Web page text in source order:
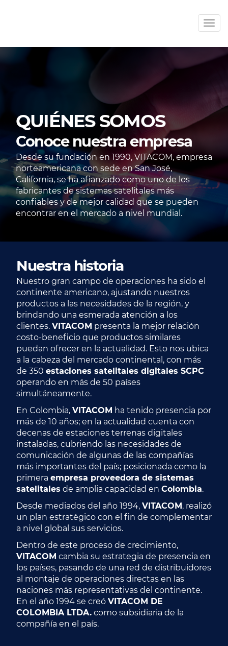
QUIÉNES SOMOS
Conoce nuestra empresa
Desde su fundación en 1990, VITACOM, empresa
norteamericana con sede en San José,
California, se ha afianzado como uno de los
fabricantes de sistemas satelitales más
confiables y de mejor calidad que se pueden
encontrar en el mercado a nivel mundial.
Nuestra historia
Nuestro gran campo de operaciones ha sido el
continente americano, ajustando nuestros
productos a las necesidades de la región, y
brindando una esmerada atención a los
clientes. VITACOM presenta la mejor relación
costo-beneficio que productos similares
puedan ofrecer en la actualidad. Esto nos ubica
a la cabeza del mercado continental, con más
de 350 estaciones satelitales digitales SCPC
operando en más de 50 países
simultáneamente.
En Colombia, VITACOM ha tenido presencia por
más de 10 años; en la actualidad cuenta con
decenas de estaciones terrenas digitales
instaladas, cubriendo las necesidades de
comunicación de algunas de las compañías
más importantes del país; posicionada como la
primera empresa proveedora de sistemas
satelitales de amplia capacidad en Colombia.
Desde mediados del año 1994, VITACOM, realizó
un plan estratégico con el fin de complementar
a nivel global sus servicios.
Dentro de este proceso de crecimiento,
VITACOM cambia su estrategia de presencia en
los países, pasando de una red de distribuidores
al montaje de operaciones directas en las
naciones más representativas del continente.
En el año 1994 se creó VITACOM DE
COLOMBIA LTDA. como subsidiaria de la
compañía en el país.